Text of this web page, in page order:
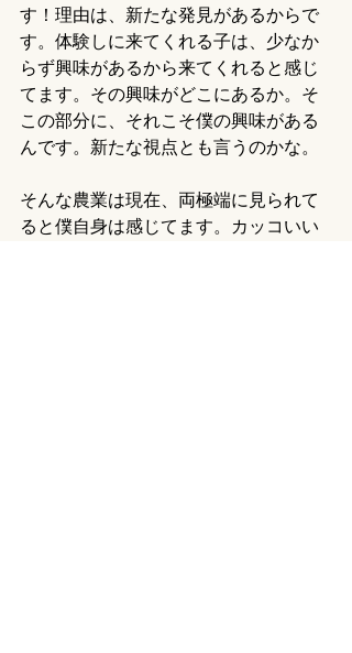
す！理由は、新たな発見があるからで
す。体験しに来てくれる子は、少なか
らず興味があるから来てくれると感じ
てます。その興味がどこにあるか。そ
この部分に、それこそ僕の興味がある
んです。新たな視点とも言うのかな。
そんな農業は現在、両極端に見られて
ると僕自身は感じてます。カッコいい